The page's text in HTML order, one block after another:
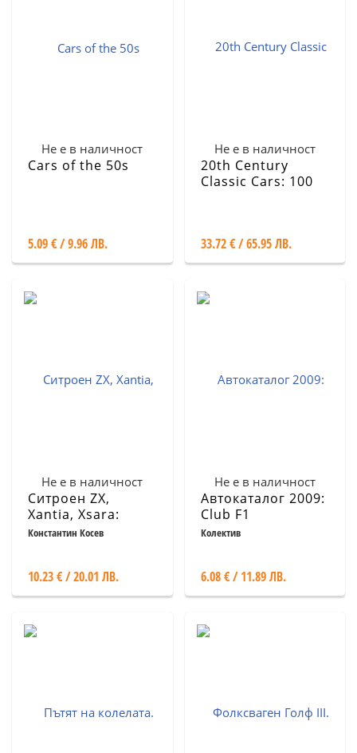
Не е в наличност
Cars of the 50s
5.09 € / 9.96 ЛВ.
Не е в наличност
20th Century
Classic Cars: 100
33.72 € / 65.95 ЛВ.
Не е в наличност
Ситроен ZX,
Xantia, Xsara:
Ремонт,
обслужване
Константин Косев
10.23 € / 20.01 ЛВ.
Не е в наличност
Автокаталог 2009:
Club F1
Колектив
6.08 € / 11.89 ЛВ.